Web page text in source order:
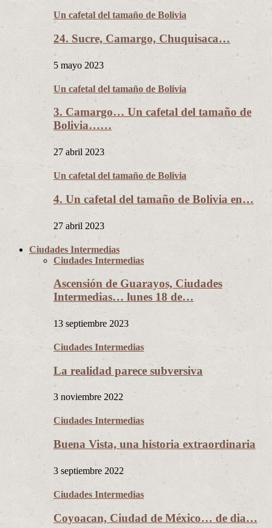
Un cafetal del tamaño de Bolivia
24. Sucre, Camargo, Chuquisaca…
5 mayo 2023
Un cafetal del tamaño de Bolivia
3. Camargo… Un cafetal del tamaño de
Bolivia……
27 abril 2023
Un cafetal del tamaño de Bolivia
4. Un cafetal del tamaño de Bolivia en…
27 abril 2023
Ciudades Intermedias
Ciudades Intermedias
Ascensión de Guarayos, Ciudades
Intermedias… lunes 18 de…
13 septiembre 2023
Ciudades Intermedias
La realidad parece subversiva
3 noviembre 2022
Ciudades Intermedias
Buena Vista, una historia extraordinaria
3 septiembre 2022
Ciudades Intermedias
Coyoacan, Ciudad de México… de dia…